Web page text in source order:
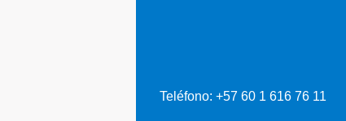
Teléfono: +57 60 1 616 76 11